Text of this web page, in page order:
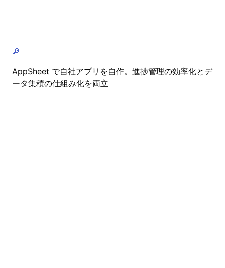
🔎
AppSheet で自社アプリを自作。進捗管理の効率化とデ
ータ集積の仕組み化を両立